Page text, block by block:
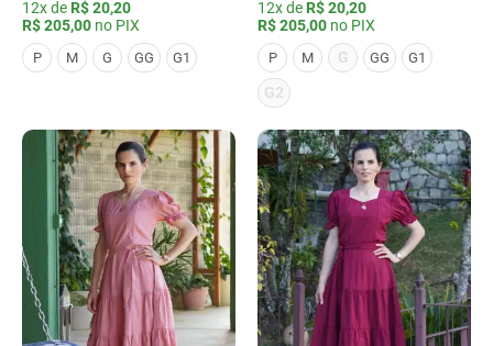
12x de R$ 20,20
R$ 205,00 no PIX
P M G GG G1
12x de R$ 20,20
R$ 205,00 no PIX
P M G GG G1
G2